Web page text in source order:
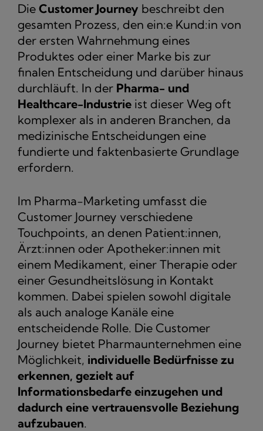
Die Customer Journey beschreibt den
gesamten Prozess, den ein:e Kund:in von
der ersten Wahrnehmung eines
Produktes oder einer Marke bis zur
finalen Entscheidung und darüber hinaus
durchläuft. In der Pharma- und
Healthcare-Industrie ist dieser Weg oft
komplexer als in anderen Branchen, da
medizinische Entscheidungen eine
fundierte und faktenbasierte Grundlage
erfordern.
Im Pharma-Marketing umfasst die
Customer Journey verschiedene
Touchpoints, an denen Patient:innen,
Ärzt:innen oder Apotheker:innen mit
einem Medikament, einer Therapie oder
einer Gesundheitslösung in Kontakt
kommen. Dabei spielen sowohl digitale
als auch analoge Kanäle eine
entscheidende Rolle. Die Customer
Journey bietet Pharmaunternehmen eine
Möglichkeit, individuelle Bedürfnisse zu
erkennen, gezielt auf
Informationsbedarfe einzugehen und
dadurch eine vertrauensvolle Beziehung
aufzubauen.